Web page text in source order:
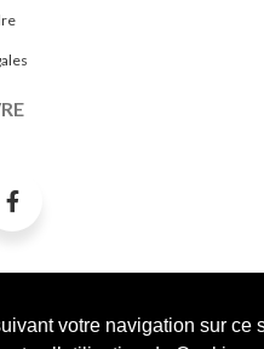
votre navigation sur ce
LABELS ET